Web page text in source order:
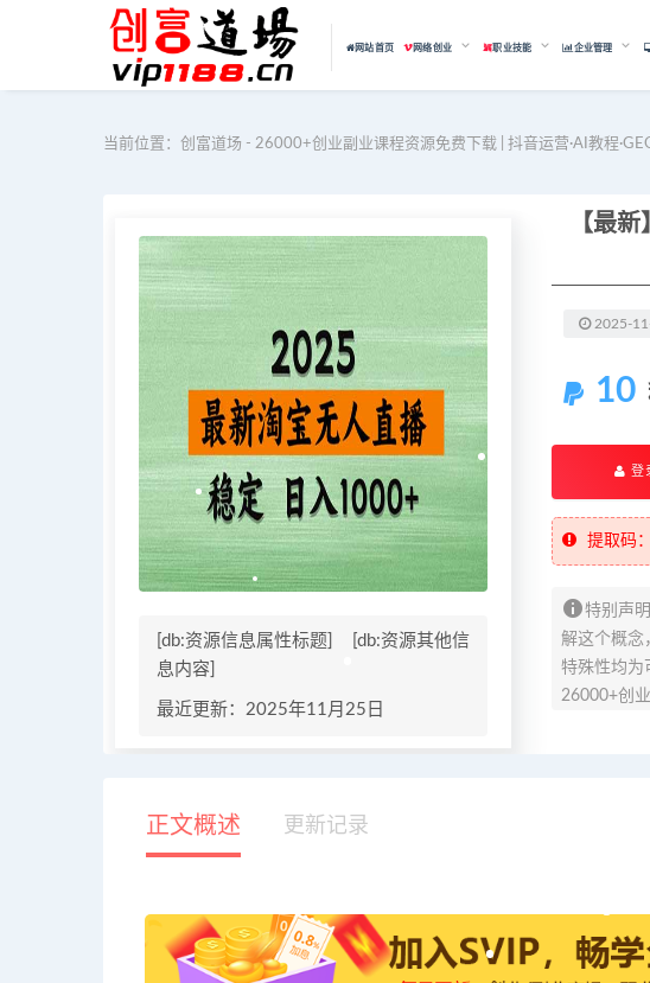
网站首页 网络创业 职业技能 企业管理
当前位置： 创富道场 - 26000+创业副业课程资源免费下载 | 抖音运营·AI教程
[db:资源信息属性标题]
[db:资源其他信
息内容]
最近更新：2025年11月25日
2025-
10
登
提取码：
特别声
解这个概念
特殊性均为
26000+创
正文概述 更新记录